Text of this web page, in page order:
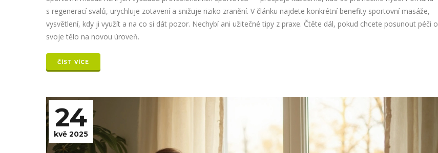
s regenerací svalů, urychluje zotavení a snižuje riziko zranění. V článku najdete konkrétní benefity sportovní masáže,
vysvětlení, kdy ji využít a na co si dát pozor. Nechybí ani užitečné tipy z praxe. Čtěte dál, pokud chcete posunout péči o
svoje tělo na novou úroveň.
ČÍST VÍCE
24
kvě 2025